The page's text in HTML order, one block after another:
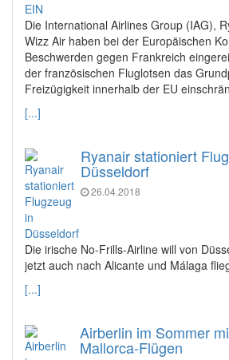
Die International Airlines Group (IAG),
Wizz Air haben bei der Europäischen
Beschwerden gegen Frankreich
der französischen Fluglotsen das
Freizügigkeit innerhalb der EU
[...]
Ryanair stationiert
Düsseldorf
26.04.2018
Die irische No-Frills-Airline will von
jetzt auch nach Alicante und Málaga
[...]
Airberlin im Sommer
Mallorca-Flügen